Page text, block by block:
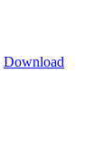
Download